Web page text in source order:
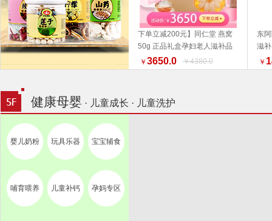
下单立减200元】同仁堂 燕窝
50g 正品礼盒孕妇老人滋补品
好物推荐 端午礼盒推荐
￥ 3650.0 ￥4380.0
东
滋补
￥
健康母婴 · 儿童成长 · 儿童洗护
婴儿奶粉 玩具乐器 宝宝辅食
哺育喂养 儿童补钙 孕妈专区